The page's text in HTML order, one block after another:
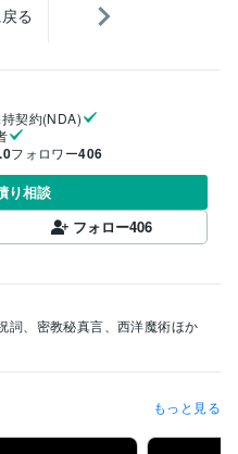
る
契約(NDA)
フォロワー406
り相談
フォロー406
詞、密教秘真言、西洋魔術ほか
もっと見る